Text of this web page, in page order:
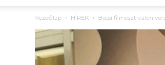
Kezdőlap HÍREK Bécsi filmesztiválon